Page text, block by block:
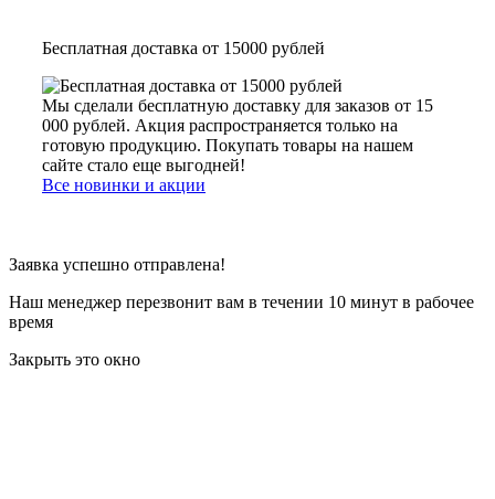
Бесплатная доставка от 15000 рублей
Мы сделали бесплатную доставку для заказов от 15
000 рублей. Акция распространяется только на
готовую продукцию. Покупать товары на нашем
сайте стало еще выгодней!
Все новинки и акции
Заявка успешно отправлена!
Наш менеджер перезвонит вам в течении 10 минут в рабочее
время
Закрыть это окно